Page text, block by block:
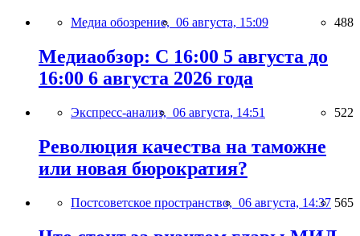
Медиа обозрение, 06 августа, 15:09 488
Медиаобзор: С 16:00 5 августа до
16:00 6 августа 2026 года
Экспресс-анализ, 06 августа, 14:51 522
Революция качества на таможне
или новая бюрократия?
Постсоветское пространство, 06 августа, 14:37 565